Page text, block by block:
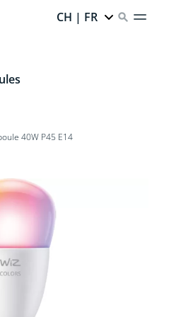
CH | FR
40W P45 E14